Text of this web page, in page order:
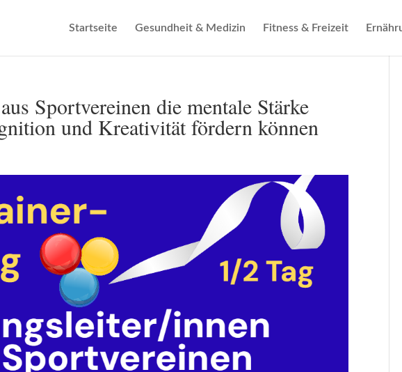
Startseite Gesundheit & Medizin Fitness & Freizeit
Sportvereinen die mentale Stärke
und Kreativität fördern können